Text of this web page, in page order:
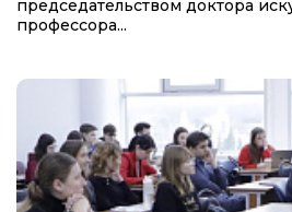
председательством доктора
профессора...